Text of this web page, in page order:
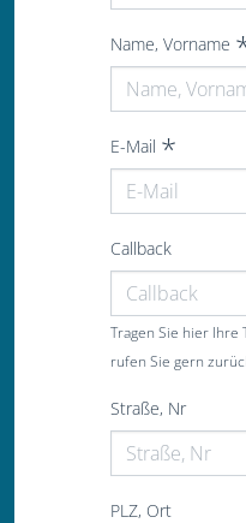
Name, Vorname
E-Mail
Callback
Tragen Sie hier
rufen Sie gern
Straße, Nr
PLZ, Ort